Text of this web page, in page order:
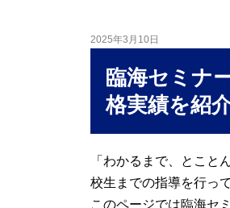
2025年3月10日
臨海セミナ
格実績を紹
「わかるまで、とこと
校生までの指導を行っ
このページでは臨海セ